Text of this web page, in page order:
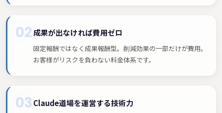
02成果が出なければ費用ゼロ
固定報酬ではなく成果報酬型。削減効果の一部だけが費用。
お客様がリスクを負わない料金体系です。
03Claude道場を運営する技術力